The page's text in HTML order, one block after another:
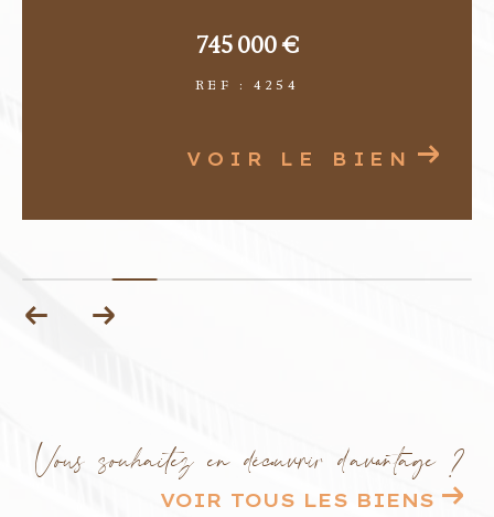
745 000 €
REF : 4254
VOIR LE BIEN
Vous souhaitez en découvrir d'avantage ?
VOIR TOUS LES BIENS